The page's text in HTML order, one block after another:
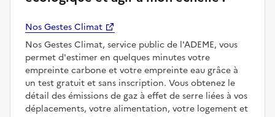
Nos Gestes Climat
Nos Gestes Climat, service public de l'ADEME, vous
permet d'estimer en quelques minutes votre
empreinte carbone et votre empreinte eau grâce à
un test gratuit et sans inscription. Vous obtenez le
détail des émissions de gaz à effet de serre liées à vos
déplacements, votre alimentation, votre logement et